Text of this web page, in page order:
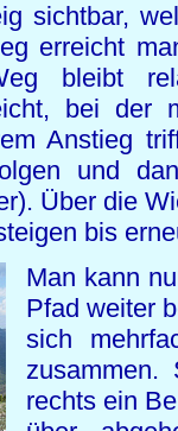
sichtbar,
erreicht
bleibt
bei der
Anstieg
und
Über die
bis
Man kann
Pfad weiter
sich
zusammen.
rechts ein